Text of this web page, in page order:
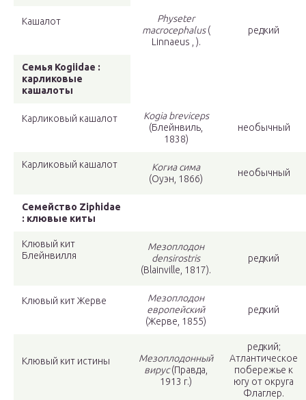
Кашалот
Physeter
macrocephalus(
Linnaeus , ).
редкий
Семья Kogiidae :
карликовые
кашалоты
Карликовый кашалот
Kogia breviceps
(Блейнвиль,
1838)
необычный
Карликовый кашалот
Когиа сима
(Оуэн, 1866)
необычный
Семейство Ziphidae
: клювые киты
Клювый кит
Блейнвилля
Мезоплодон
densirostris
(Blainville, 1817).
редкий
Клювый кит Жерве
Мезоплодон
европейский
(Жерве, 1855)
редкий
Клювый кит истины
Мезоплодонный
вирус(Правда,
1913 г.)
редкий;
Атлантическое
побережье к
югу от округа
Флаглер.